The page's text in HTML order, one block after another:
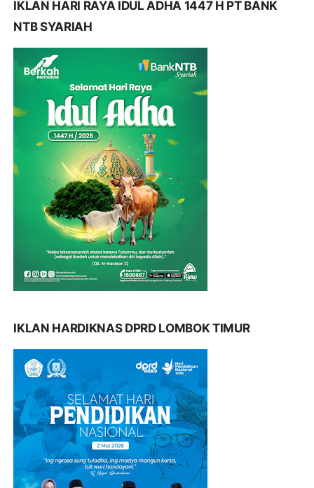
IKLAN HARI RAYA IDUL ADHA 1447 H PT BANK
NTB SYARIAH
IKLAN HARDIKNAS DPRD LOMBOK TIMUR